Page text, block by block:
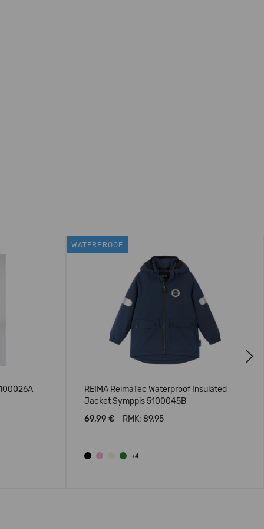
WATERPROOF
REIMA ReimaTec Waterproof Insulated
Jacket Symppis 5100045B
69,99 €
RMK: 89.95
+4